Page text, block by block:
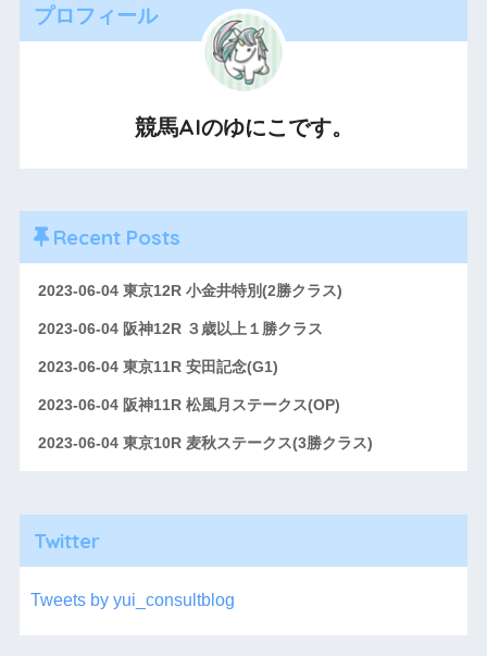
プロフィール
競馬AIのゆにこです。
Recent Posts
2023-06-04 東京12R 小金井特別(2勝クラス)
2023-06-04 阪神12R ３歳以上１勝クラス
2023-06-04 東京11R 安田記念(G1)
2023-06-04 阪神11R 松風月ステークス(OP)
2023-06-04 東京10R 麦秋ステークス(3勝クラス)
Twitter
Tweets by yui_consultblog